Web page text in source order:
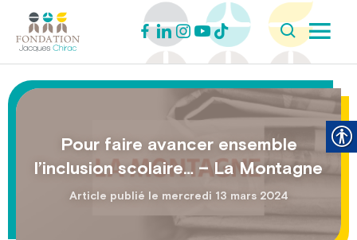
Pour faire avancer ensemble
l’inclusion scolaire… – La Montagne
Article publié le mercredi 13 mars 2024